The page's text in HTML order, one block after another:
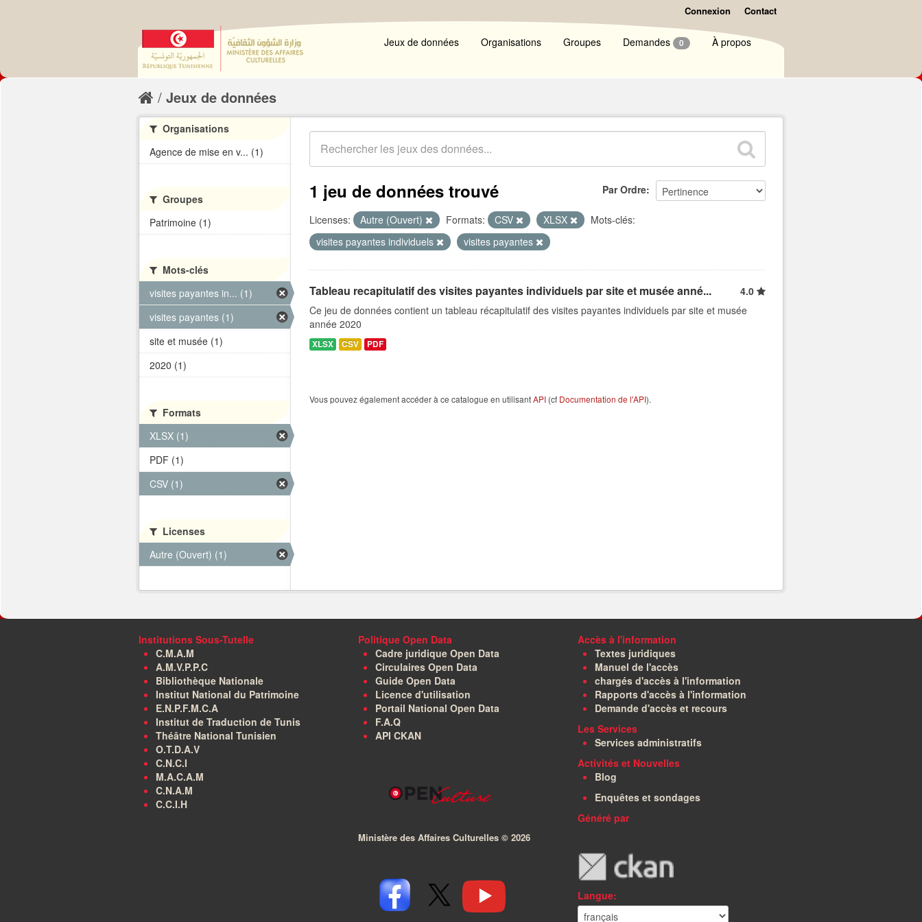
Connexion Contact
Jeux de données Organisations Groupes Demandes 0 À propos
Jeux de données
Par Ordre
1 jeu de données trouvé
Licenses: Autre (Ouvert) Formats: CSV XLSX
Mots-clés:
visites payantes individuels
visites payantes
Tableau recapitulatif des visites payantes individuels par site et musée anné...
4.0
Ce jeu de données contient un tableau récapitulatif des visites payantes individuels par site et musée
année 2020
XLSX CSV PDF
Vous pouvez également accéder à ce catalogue en utilisantAPI (cf Documentation de l'API).
Organisations
Agence de mise en v... (1)
Groupes
Patrimoine (1)
Mots-clés
visites payantes in... (1)
visites payantes (1)
site et musée (1)
2020 (1)
Formats
XLSX (1)
PDF (1)
CSV (1)
Licenses
Autre (Ouvert) (1)
Institutions Sous-Tutelle
C.M.A.M
A.M.V.P.P.C
Bibliothèque Nationale
Institut National du Patrimoine
E.N.P.F.M.C.A
Institut de Traduction de Tunis
Théâtre National Tunisien
O.T.D.A.V
C.N.C.I
M.A.C.A.M
C.N.A.M
C.C.I.H
Politique Open Data
Cadre juridique Open Data
Circulaires Open Data
Guide Open Data
Licence d'utilisation
Portail National Open Data
F.A.Q
API CKAN
Ministère des Affaires Culturelles © 2026
Accès à l'information
Textes juridiques
Manuel de l'accès
chargés d'accès à l'information
Rapports d'accès à l'information
Demande d'accès et recours
Les Services
Services administratifs
Activités et Nouvelles
Blog
Enquêtes et sondages
Généré par
Langue